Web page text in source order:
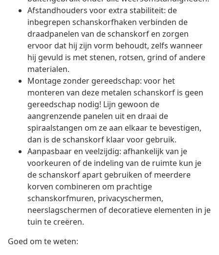
Afstandhouders voor extra stabiliteit: de
inbegrepen schanskorfhaken verbinden de
draadpanelen van de schanskorf en zorgen
ervoor dat hij zijn vorm behoudt, zelfs wanneer
hij gevuld is met stenen, rotsen, grind of andere
materialen.
Montage zonder gereedschap: voor het
monteren van deze metalen schanskorf is geen
gereedschap nodig! Lijn gewoon de
aangrenzende panelen uit en draai de
spiraalstangen om ze aan elkaar te bevestigen,
dan is de schanskorf klaar voor gebruik.
Aanpasbaar en veelzijdig: afhankelijk van je
voorkeuren of de indeling van de ruimte kun je
de schanskorf apart gebruiken of meerdere
korven combineren om prachtige
schanskorfmuren, privacyschermen,
neerslagschermen of decoratieve elementen in je
tuin te creëren.
Goed om te weten: